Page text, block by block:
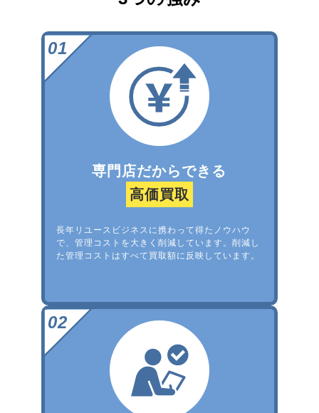
専門店だからできる
高価買取
長年リユースビジネスに携わって得たノウハウ
で、管理コストを大きく削減しています。削減し
た管理コストはすべて買取額に反映しています。